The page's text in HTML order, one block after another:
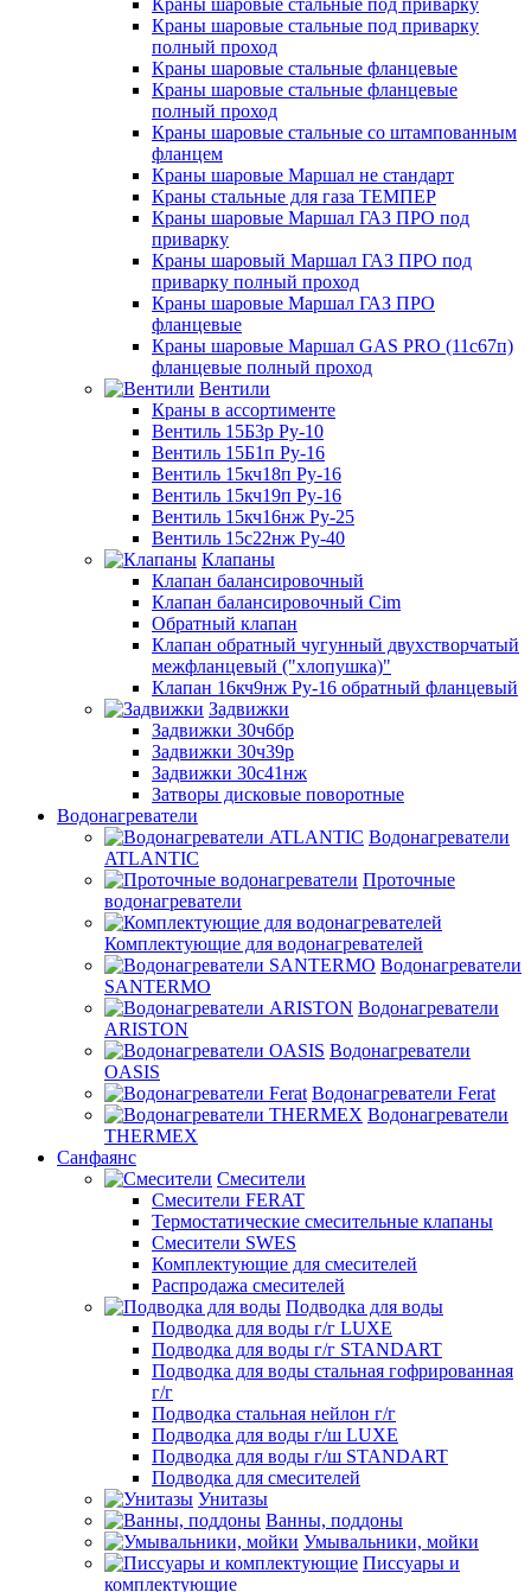
Краны шаровые стальные под приварку
полный проход
Краны шаровые стальные фланцевые
Краны шаровые стальные фланцевые
полный проход
Краны шаровые стальные со штампованным
фланцем
Краны шаровые Маршал не стандарт
Краны стальные для газа ТЕМПЕР
Краны шаровые Маршал ГАЗ ПРО под
приварку
Краны шаровый Маршал ГАЗ ПРО под
приварку полный проход
Краны шаровые Маршал ГАЗ ПРО
фланцевые
Краны шаровые Маршал GAS PRO (11с67п)
фланцевые полный проход
Вентили
Краны в ассортименте
Вентиль 15Б3р Ру-10
Вентиль 15Б1п Ру-16
Вентиль 15кч18п Ру-16
Вентиль 15кч19п Ру-16
Вентиль 15кч16нж Ру-25
Вентиль 15с22нж Ру-40
Клапаны
Клапан балансировочный
Клапан балансировочный Cim
Обратный клапан
Клапан обратный чугунный двухстворчатый
межфланцевый ("хлопушка)"
Клапан 16кч9нж Ру-16 обратный фланцевый
Задвижки
Задвижки 30ч6бр
Задвижки 30ч39р
Задвижки 30с41нж
Затворы дисковые поворотные
Водонагреватели
Водонагреватели
ATLANTIC
Проточные
водонагреватели
Комплектующие для водонагревателей
Водонагреватели
SANTERMO
Водонагреватели
ARISTON
Водонагреватели
OASIS
Водонагреватели Ferat
Водонагреватели
THERMEX
Санфаянс
Смесители
Смесители FERAT
Термостатические смесительные клапаны
Смесители SWES
Комплектующие для смесителей
Распродажа смесителей
Подводка для воды
Подводка для воды г/г LUXE
Подводка для воды г/г STANDART
Подводка для воды стальная гофрированная
г/г
Подводка стальная нейлон г/г
Подводка для воды г/ш LUXE
Подводка для воды г/ш STANDART
Подводка для смесителей
Унитазы
Ванны, поддоны
Умывальники, мойки
Писсуары и
комплектующие